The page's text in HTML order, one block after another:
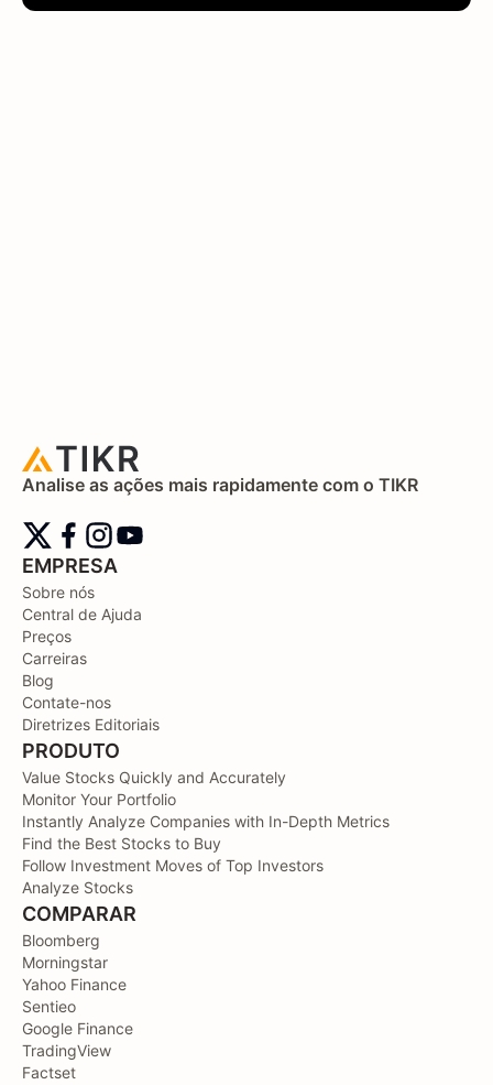
Analise as ações mais rapidamente com o TIKR
EMPRESA
Sobre nós
Central de Ajuda
Preços
Carreiras
Blog
Contate-nos
Diretrizes Editoriais
PRODUTO
Value Stocks Quickly and Accurately
Monitor Your Portfolio
Instantly Analyze Companies with In-Depth Metrics
Find the Best Stocks to Buy
Follow Investment Moves of Top Investors
Analyze Stocks
COMPARAR
Bloomberg
Morningstar
Yahoo Finance
Sentieo
Google Finance
TradingView
Factset